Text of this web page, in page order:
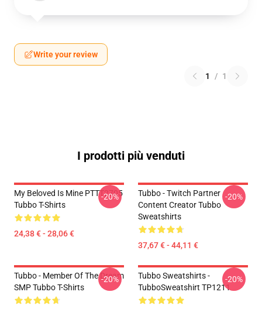
Write your review
1 / 1
I prodotti più venduti
My Beloved Is Mine PTTT2705
Tubbo T-Shirts
24,38 € - 28,06 €
-20%
Tubbo - Twitch Partner
Content Creator Tubbo
Sweatshirts
37,67 € - 44,11 €
-20%
Tubbo - Member Of The Dream
SMP Tubbo T-Shirts
-20%
Tubbo Sweatshirts -
TubboSweatshirt TP1211
-20%